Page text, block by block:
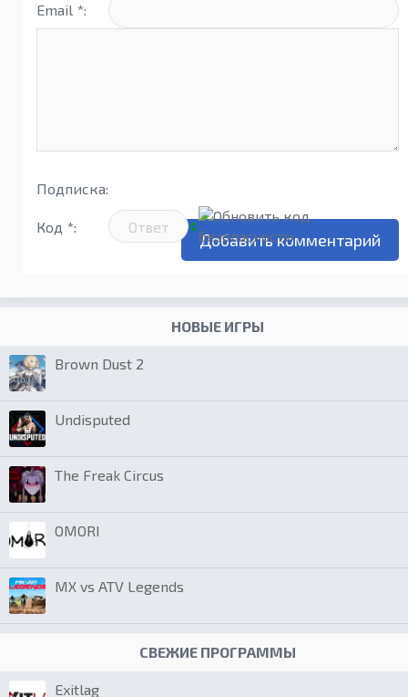
Email *:
Подписка:
Код *:
НОВЫЕ ИГРЫ
Brown Dust 2
Undisputed
The Freak Circus
OMORI
MX vs ATV Legends
СВЕЖИЕ ПРОГРАММЫ
Exitlag